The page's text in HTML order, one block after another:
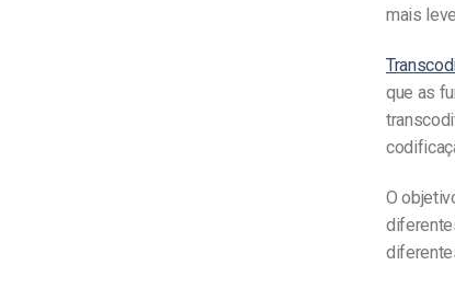
mais
que as
O